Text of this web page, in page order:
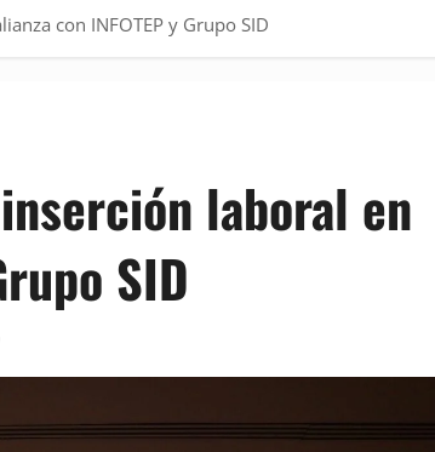
con INFOTEP y Grupo SID
laboral en
SID